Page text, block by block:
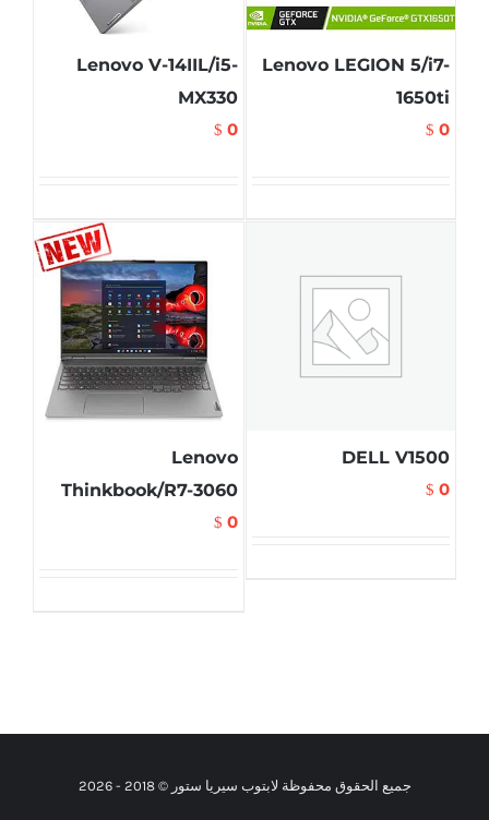
Lenovo LEGION 5/i7-
1650ti
$ 0
Lenovo V-14IIL/i5-
MX330
$ 0
DELL V1500
$ 0
Lenovo
Thinkbook/R7-3060
$ 0
جميع الحقوق محفوظة لابتوب سيريا ستور © 2018 - 2026